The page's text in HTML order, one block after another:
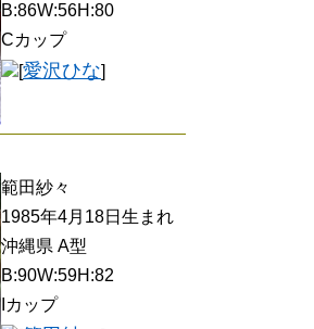
B:86W:56H:80
Cカップ
愛沢ひな
範田紗々
1985年4月18日生まれ
沖縄県 A型
B:90W:59H:82
Iカップ